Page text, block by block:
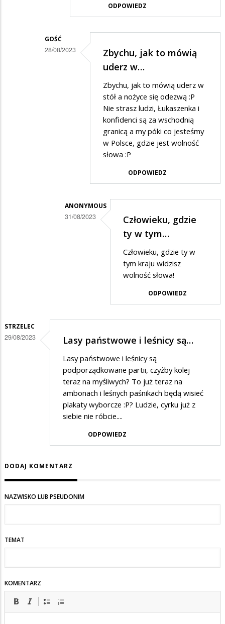
ODPOWIEDZ
GOŚĆ
28/08/2023
Zbychu, jak to mówią
uderz w…
Zbychu, jak to mówią uderz w
stół a nożyce się odezwą :P
Nie strasz ludzi, Łukaszenka i
konfidenci są za wschodnią
granicą a my póki co jesteśmy
w Polsce, gdzie jest wolność
słowa :P
ODPOWIEDZ
ANONYMOUS
31/08/2023
Zbychu,
mówią
uderz
w…
Człowieku, gdzie
ty w tym…
Człowieku, gdzie ty w
tym kraju widzisz
wolność słowa!
ODPOWIEDZ
STRZELEC
29/08/2023 Lasy państwowe i leśnicy są…
Lasy państwowe i leśnicy są
podporządkowane partii, czyżby kolej
teraz na myśliwych? To już teraz na
ambonach i leśnych paśnikach będą wisieć
plakaty wyborcze :P? Ludzie, cyrku już z
siebie nie róbcie....
ODPOWIEDZ
DODAJ KOMENTARZ
NAZWISKO LUB PSEUDONIM
TEMAT
KOMENTARZ